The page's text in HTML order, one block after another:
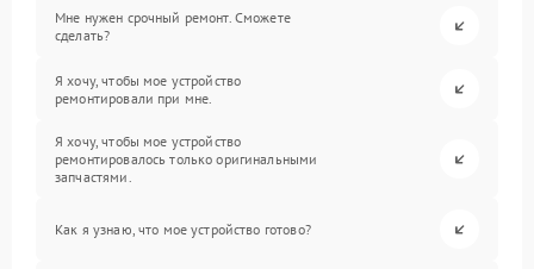
Мне нужен срочный ремонт. Сможете
сделать?
Я хочу, чтобы мое устройство
ремонтировали при мне.
Я хочу, чтобы мое устройство
ремонтировалось только оригинальными
запчастями.
Как я узнаю, что мое устройство готово?